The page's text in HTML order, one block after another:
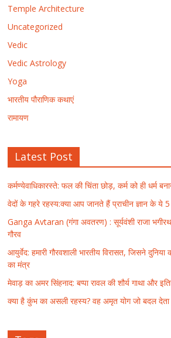
Temple Architecture
Uncategorized
Vedic
Vedic Astrology
Yoga
भारतीय पौराणिक कथाएं
रामायण
Latest Post
कर्मण्येवाधिकारस्ते: फल की चिंता छोड़, कर्म को ही धर्म
वेदों के गहरे रहस्य:क्या आप जानते हैं प्राचीन ज्ञान के ये
Ganga Avtaran (गंगा अवतरण) : सूर्यवंशी राजा
गौरव
आयुर्वेद: हमारी गौरवशाली भारतीय विरासत, जिसने दुनिया
का मंत्र
मेवाड़ का अमर सिंहनाद: बप्पा रावल की शौर्य गाथा और
क्या है कुंभ का असली रहस्य? वह अमृत योग जो बदल देता